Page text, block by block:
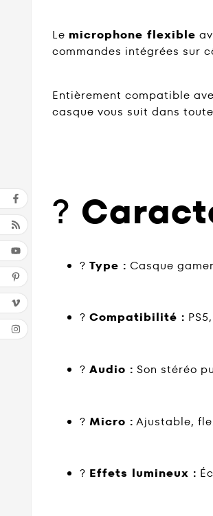
Le microphone flexible
commandes intégrées sur
Entièrement compatible
casque vous suit dans
?
? Type : Casque
? Compatibilité :
? Audio : Son stéréo
? Micro : Ajustable,
? Effets lumineux :